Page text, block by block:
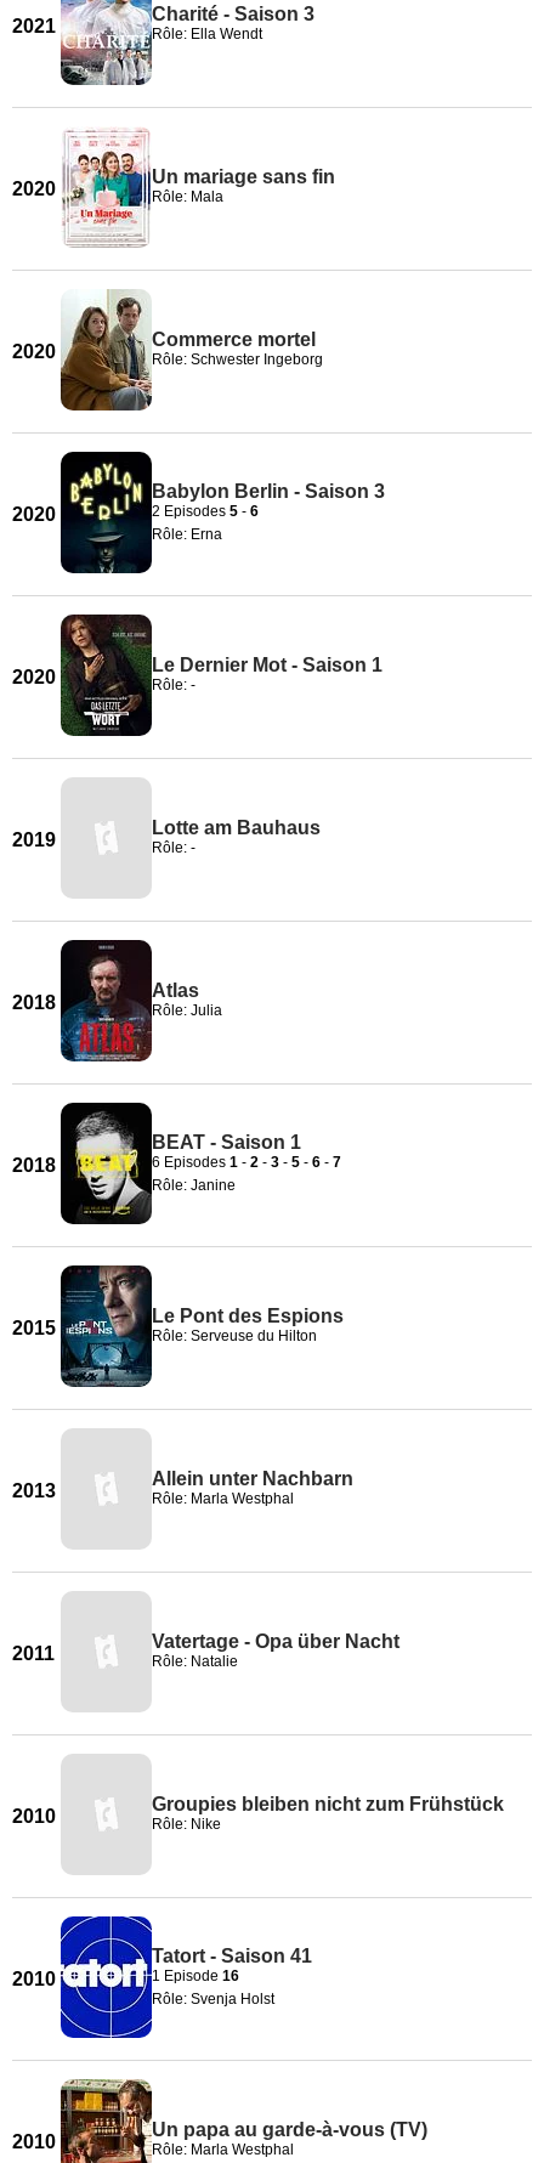
2021
Charité - Saison 3
Rôle: Ella Wendt
2020
Un mariage sans fin
Rôle: Mala
2020
Commerce mortel
Rôle: Schwester Ingeborg
2020
Babylon Berlin - Saison 3
2 Episodes 5 - 6
Rôle: Erna
2020
Le Dernier Mot - Saison 1
Rôle: -
2019
Lotte am Bauhaus
Rôle: -
2018
Atlas
Rôle: Julia
2018
BEAT - Saison 1
6 Episodes 1 - 2 - 3 - 5 - 6 - 7
Rôle: Janine
2015
Le Pont des Espions
Rôle: Serveuse du Hilton
2013
Allein unter Nachbarn
Rôle: Marla Westphal
2011
Vatertage - Opa über Nacht
Rôle: Natalie
2010
Groupies bleiben nicht zum Frühstück
Rôle: Nike
2010
Tatort - Saison 41
1 Episode 16
Rôle: Svenja Holst
2010
Un papa au garde-à-vous (TV)
Rôle: Marla Westphal